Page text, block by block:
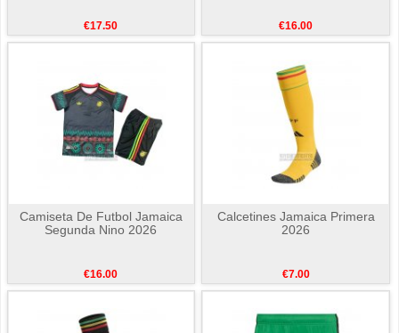
€17.50 €16.00
Camiseta De Futbol Jamaica
Segunda Nino 2026
€16.00
Calcetines Jamaica Primera
2026
€7.00